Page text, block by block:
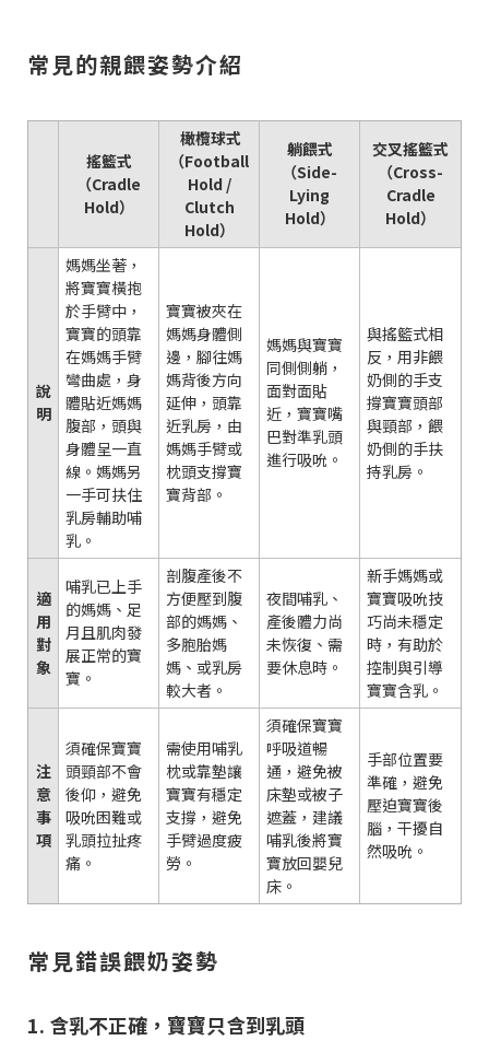
常見的親餵姿勢介紹
搖籃式
（Cradle
Hold）
橄欖球式
（Football
Hold /
Clutch
Hold）
躺餵式
（Side-
Lying
Hold）
交叉搖籃式
（Cross-
Cradle
Hold）
說
明
媽媽坐著，
將寶寶橫抱
於手臂中，
寶寶的頭靠
在媽媽手臂
彎曲處，身
體貼近媽媽
腹部，頭與
身體呈一直
線。媽媽另
一手可扶住
乳房輔助哺
乳。
寶寶被夾在
媽媽身體側
邊，腳往媽
媽背後方向
延伸，頭靠
近乳房，由
媽媽手臂或
枕頭支撐寶
寶背部。
媽媽與寶寶
同側側躺，
面對面貼
近，寶寶嘴
巴對準乳頭
進行吸吮。
與搖籃式相
反，用非餵
奶側的手支
撐寶寶頭部
與頸部，餵
奶側的手扶
持乳房。
適
用
對
象
哺乳已上手
的媽媽、足
月且肌肉發
展正常的寶
寶。
剖腹產後不
方便壓到腹
部的媽媽、
多胞胎媽
媽、或乳房
較大者。
夜間哺乳、
產後體力尚
未恢復、需
要休息時。
新手媽媽或
寶寶吸吮技
巧尚未穩定
時，有助於
控制與引導
寶寶含乳。
注
意
事
項
須確保寶寶
頭頸部不會
後仰，避免
吸吮困難或
乳頭拉扯疼
痛。
需使用哺乳
枕或靠墊讓
寶寶有穩定
支撐，避免
手臂過度疲
勞。
須確保寶寶
呼吸道暢
通，避免被
床墊或被子
遮蓋，建議
哺乳後將寶
寶放回嬰兒
床。
手部位置要
準確，避免
壓迫寶寶後
腦，干擾自
然吸吮。
常見錯誤餵奶姿勢
1. 含乳不正確，寶寶只含到乳頭